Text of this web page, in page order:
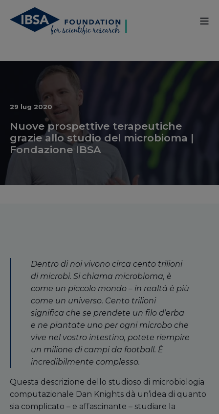
29 lug 2020
Nuove prospettive terapeutiche
grazie allo studio del microbioma |
Fondazione IBSA
Dentro di noi vivono circa cento trilioni
di microbi. Si chiama microbioma, è
come un piccolo mondo – in realtà è più
come un universo. Cento trilioni
significa che se prendete un filo d’erba
e ne piantate uno per ogni microbo che
vive nel vostro intestino, potete riempire
un milione di campi da football. È
incredibilmente complesso.
Questa descrizione dello studioso di microbiologia
computazionale Dan Knights dà un’idea di quanto
sia complicato – e affascinante – studiare la